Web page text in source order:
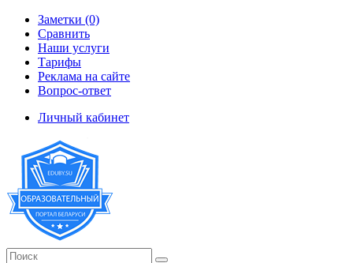
Заметки (0)
Сравнить
Наши услуги
Тарифы
Реклама на сайте
Вопрос-ответ
Личный кабинет